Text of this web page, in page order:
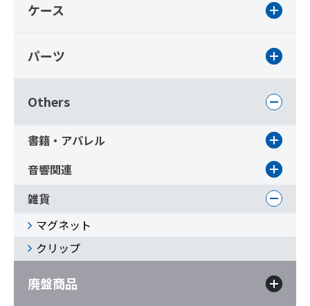
ケース
パーツ
Others
書籍・アパレル
音響関連
雑貨
マグネット
クリップ
廃盤商品